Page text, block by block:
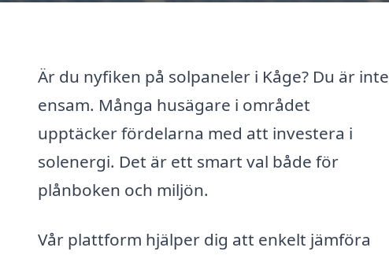
Är du nyfiken på solpaneler i Kåge? Du är inte
ensam. Många husägare i området
upptäcker fördelarna med att investera i
solenergi. Det är ett smart val både för
plånboken och miljön.
Vår plattform hjälper dig att enkelt jämföra